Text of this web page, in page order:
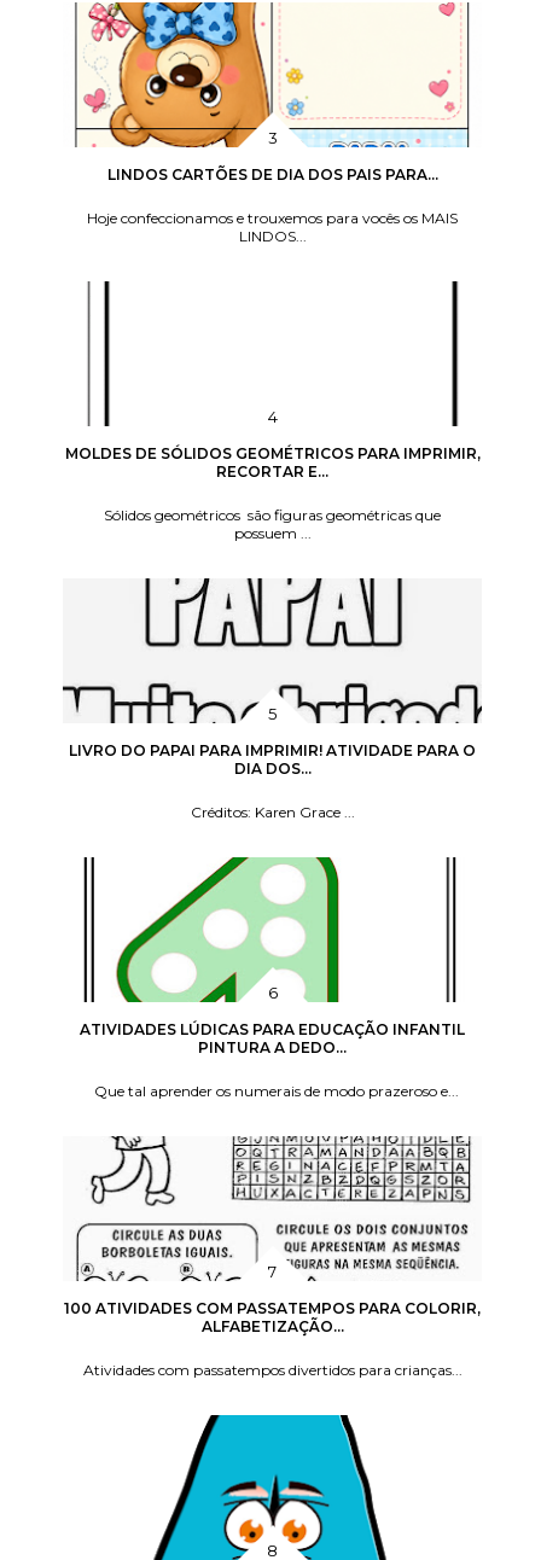
LINDOS CARTÕES DE DIA DOS PAIS PARA...
Hoje confeccionamos e trouxemos para vocês os MAIS
LINDOS...
MOLDES DE SÓLIDOS GEOMÉTRICOS PARA IMPRIMIR,
RECORTAR E...
Sólidos geométricos são figuras geométricas que
possuem ...
LIVRO DO PAPAI PARA IMPRIMIR! ATIVIDADE PARA O
DIA DOS...
Créditos: Karen Grace ...
ATIVIDADES LÚDICAS PARA EDUCAÇÃO INFANTIL
PINTURA A DEDO...
Que tal aprender os numerais de modo prazeroso e...
100 ATIVIDADES COM PASSATEMPOS PARA COLORIR,
ALFABETIZAÇÃO...
Atividades com passatempos divertidos para crianças...